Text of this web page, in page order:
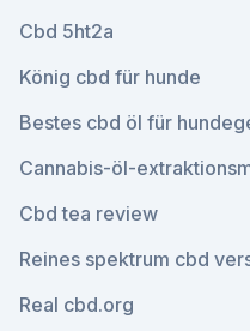
Cbd 5ht2a
König cbd für hunde
Bestes cbd öl für
Cannabis-öl-
Cbd tea review
Reines spektrum cbd
Real cbd.org